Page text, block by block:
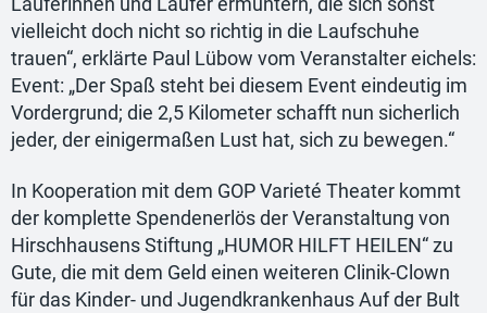
vielleicht doch nicht so richtig in die Laufschuhe
trauen“, erklärte Paul Lübow vom Veranstalter eichels:
Event: „Der Spaß steht bei diesem Event eindeutig im
Vordergrund; die 2,5 Kilometer schafft nun sicherlich
jeder, der einigermaßen Lust hat, sich zu bewegen.“
In Kooperation mit dem GOP Varieté Theater kommt
der komplette Spendenerlös der Veranstaltung von
Hirschhausens Stiftung „HUMOR HILFT HEILEN“ zu
Gute, die mit dem Geld einen weiteren Clinik-Clown
für das Kinder- und Jugendkrankenhaus Auf der Bult